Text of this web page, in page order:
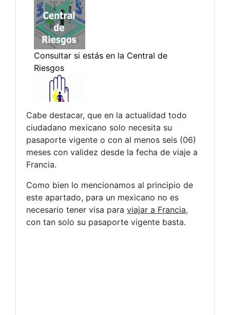
Cabe destacar, que en la actualidad todo
ciudadano mexicano solo necesita su
pasaporte vigente o con al menos seis (06)
meses con validez desde la fecha de viaje a
Francia.
Como bien lo mencionamos al principio de
este apartado, para un mexicano no es
necesario tener visa para viajar a Francia,
con tan solo su pasaporte vigente basta.